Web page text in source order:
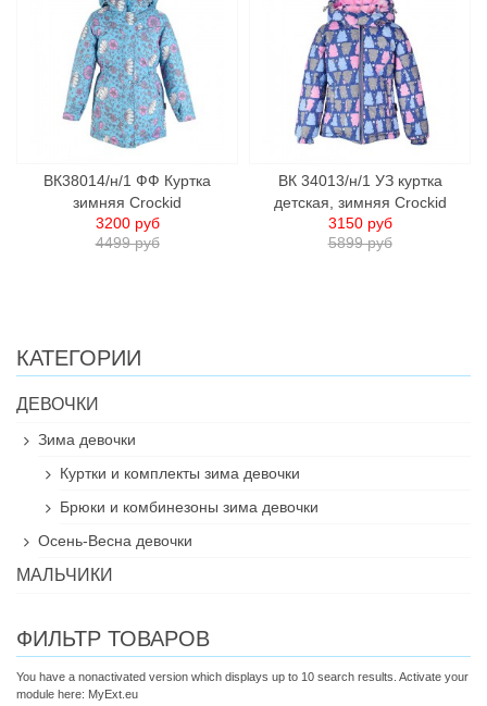
ВК38014/н/1 ФФ Куртка
зимняя Crockid
4499 руб
3200 руб
ВК 34013/н/1 УЗ куртка
детская, зимняя Crockid
5899 руб
3150 руб
КАТЕГОРИИ
ДЕВОЧКИ
Зима девочки
Куртки и комплекты зима девочки
Брюки и комбинезоны зима девочки
Осень-Весна девочки
МАЛЬЧИКИ
ФИЛЬТР ТОВАРОВ
You have a nonactivated version which displays up to 10 search results. Activate your
module here: MyExt.eu